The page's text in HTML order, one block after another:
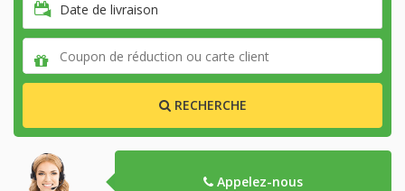
Date de livraison
RECHERCHE
Appelez-nous